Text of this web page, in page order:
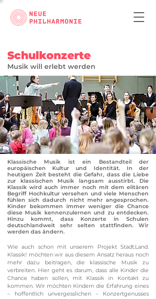
Schulkonzerte
Musik will erlebt werden
Klassische Musik ist ein Bestandteil der
europäischen Kultur und Identität. In der
heutigen Zeit besteht die Gefahr, dass die Liebe
zur klassischen Musik langsam ausstirbt. Die
Klassik wird auch immer noch mit dem elitären
Begriff Hochkultur versehen und viele Menschen
fühlen sich dadurch nicht mehr angesprochen.
Kinder bekommen immer weniger die Chance
diese Musik kennenzulernen und zu entdecken.
Hinzu kommt, dass Konzerte in Schulen
deutschlandweit sehr selten stattfinden. Wir
werden das ändern.
Wie auch schon mit unserem Projekt Stadt.Land.
Klassik! möchten wir aus diesem Ansatz heraus noch
mehr dazu beitragen, die klassische Musik zu
verbreiten. Hier geht es darum, dass alle Kinder die
Chance haben sollen, mit Klassik in Kontakt zu
kommen. Wir möchten Kindern die Erfahrung eines
– hoffentlich unvergesslichen – Konzertgenusses